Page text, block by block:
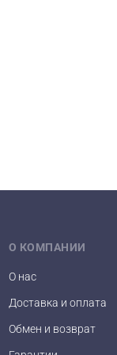
О КОМПАНИИ
О нас
Доставка и оплата
Обмен и возврат